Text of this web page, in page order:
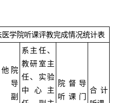
学院听课评教完成情况统计表
院
导
副
系主任、
教研室主
任、实验
中心主
院督导
听课门
合计